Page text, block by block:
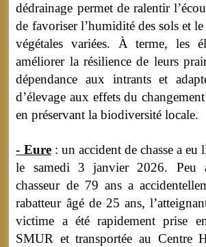
dédrainage permet de ralentir
de favoriser l’humidité des sols et le
végétales variées. À terme, les
améliorer la résilience de leurs
dépendance aux intrants et
d’élevage aux effets du
en préservant la biodiversité locale.
- Eure: un accident de chasse a eu
le samedi 3 janvier 2026. Peu
chasseur de 79 ans a
rabatteur âgé de 25 ans,
victime a été rapidement prise
SMUR et transportée au Centre